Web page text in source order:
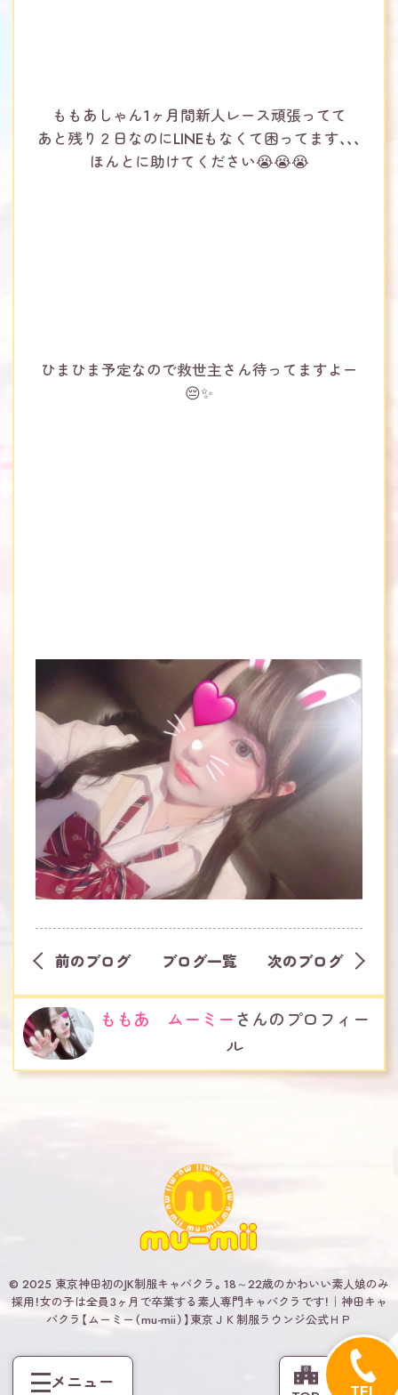
ももあ ムーミーさんのプロフィー
ル
ももあしゃん1ヶ月間新人レース頑張ってて
あと残り２日なのにLINEもなくて困ってます、、、
ほんとに助けてください😭😭😭
ひまひま予定なので救世主さん待ってますよー
😔✨
前のブログ ブログ一覧 次のブログ
© 2025 東京神田初のJK制服キャバクラ。18～22歳のかわいい素人娘のみ
採用！女の子は全員3ヶ月で卒業する素人専門キャバクラです！｜神田キャ
バクラ【ムーミー（mu-mii）】東京ＪＫ制服ラウンジ公式ＨＰ